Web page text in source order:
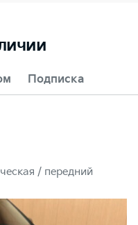
Подписка
/ передний